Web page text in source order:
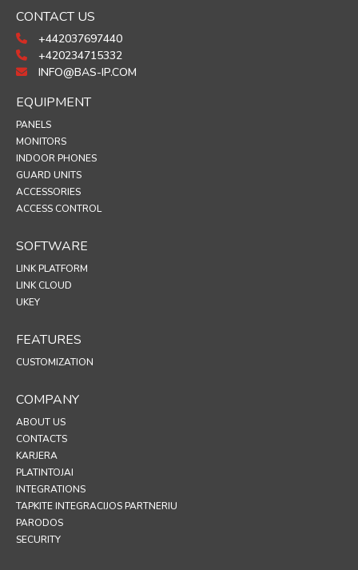
CONTACT US
+442037697440
+420234715332
INFO@BAS-IP.COM
EQUIPMENT
PANELS
MONITORS
INDOOR PHONES
GUARD UNITS
ACCESSORIES
ACCESS CONTROL
SOFTWARE
LINK PLATFORM
LINK CLOUD
UKEY
FEATURES
CUSTOMIZATION
COMPANY
ABOUT US
CONTACTS
KARJERA
PLATINTOJAI
INTEGRATIONS
TAPKITE INTEGRACIJOS PARTNERIU
PARODOS
SECURITY